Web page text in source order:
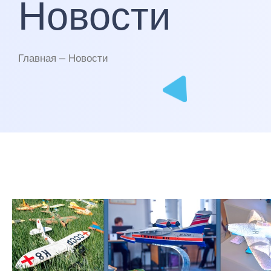
Новости
Главная — Новости